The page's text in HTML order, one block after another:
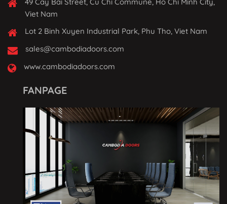
Viet Nam
Lot 2 Binh Xuyen Industrial Park, Phu Tho, Viet Nam
sales@cambodiadoors.com
www.cambodiadoors.com
FANPAGE